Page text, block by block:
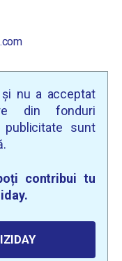
nu a acceptat
din fonduri
publicitate sunt
contribui tu